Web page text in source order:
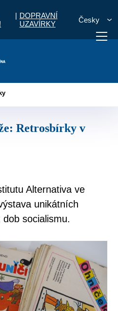
| DOPRAVNÍ
UZAVÍRKY
Česky
zaplatit
Alternativa ve
unikátních
socialismu.